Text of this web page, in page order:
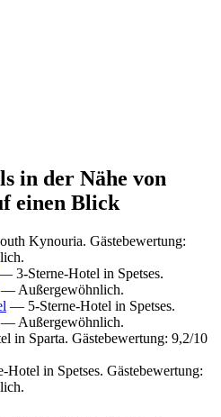
in der Nähe von
einen Blick
Kynouria. Gästebewertung:
3-Sterne-Hotel in Spetses.
— Außergewöhnlich.
— 5-Sterne-Hotel in Spetses.
— Außergewöhnlich.
in Sparta. Gästebewertung: 9,2/10
in Spetses. Gästebewertung: